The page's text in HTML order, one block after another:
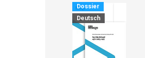
Dossier
Deutsch